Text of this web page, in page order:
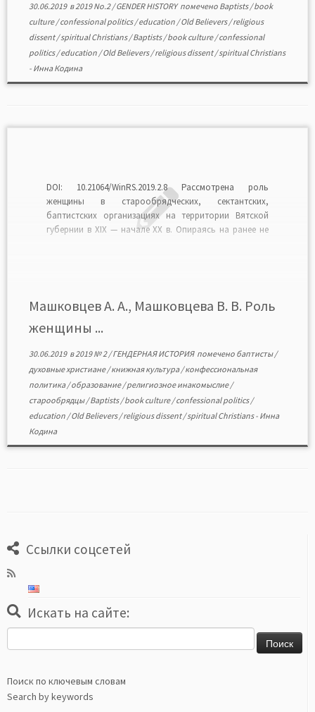
30.06.2019в2019 No.2/GENDER HISTORYпомечено Baptists/book
culture/confessional politics/education /Old Believers/religious
dissent/spiritual Christians/Baptists/book culture/confessional
politics/education /Old Believers/religious dissent/spiritual Christians
- Инна Кодина
DOI: 10.21064/WinRS.2019.2.8 Рассмотрена роль
женщины в старообрядческих, сектантских,
баптистских организациях на территории Вятской
губернии в XIX — начале XX в. Опираясь на ранее не
объединений, являвшихся объектом жестких
преследований со стороны региональных […]
Машковцев А. А., Машковцева В. В. Роль
женщины ...
30.06.2019в2019 № 2/ГЕНДЕРНАЯ ИСТОРИЯ помечено баптисты/
духовные христиане/книжная культура/конфессиональная
политика/образование/религиозное инакомыслие/
старообрядцы/Baptists/book culture/confessional politics/
education /Old Believers/religious dissent/spiritual Christians- Инна
Кодина
Ссылки соцсетей
Искать на сайте:
Поиск по ключевым словам
Search by keywords